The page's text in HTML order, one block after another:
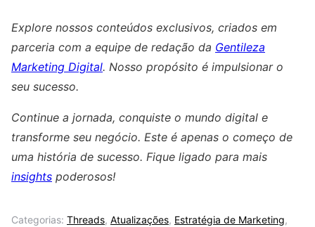
Explore nossos conteúdos exclusivos, criados em
parceria com a equipe de redação da Gentileza
Marketing Digital. Nosso propósito é impulsionar o
seu sucesso.
Continue a jornada, conquiste o mundo digital e
transforme seu negócio. Este é apenas o começo de
uma história de sucesso. Fique ligado para mais
insights poderosos!
Categorias: Threads, Atualizações, Estratégia de Marketing,